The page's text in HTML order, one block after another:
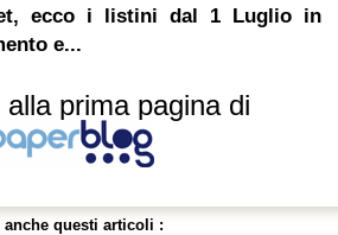
ecco i listini dal 1 Luglio in
e...
alla prima pagina di
questi articoli :